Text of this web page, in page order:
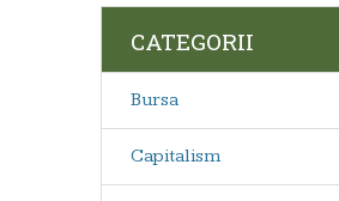
CATEGORII
Bursa
Capitalism